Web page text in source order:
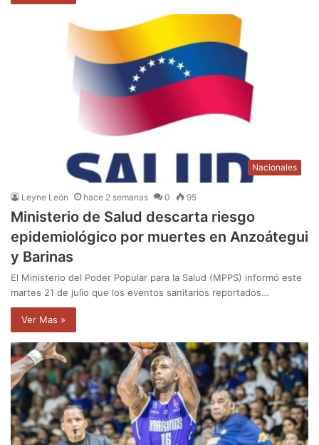
Nacionales
Leyne León hace 2 semanas 0 95
Ministerio de Salud descarta riesgo
epidemiológico por muertes en Anzoátegui
y Barinas
El Ministerio del Poder Popular para la Salud (MPPS) informó este
martes 21 de julio que los eventos sanitarios reportados…
Ver Mas »